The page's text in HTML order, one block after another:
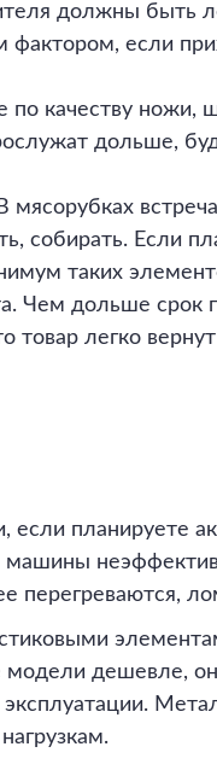
должны быть
если
качеству ножи,
дольше,
мясорубках
собирать. Если
таких
Чем дольше срок
товар легко
планируете
перегреваются,
модели дешевле,